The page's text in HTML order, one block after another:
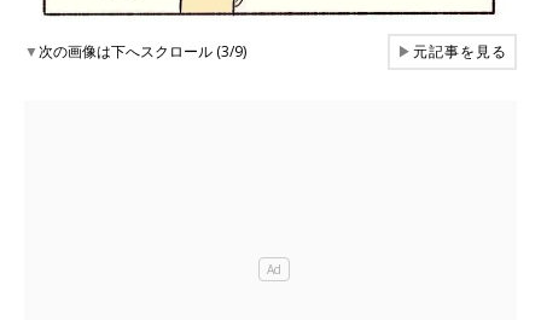
▼次の画像は下へスクロール (3/9) ▶元記事を見る